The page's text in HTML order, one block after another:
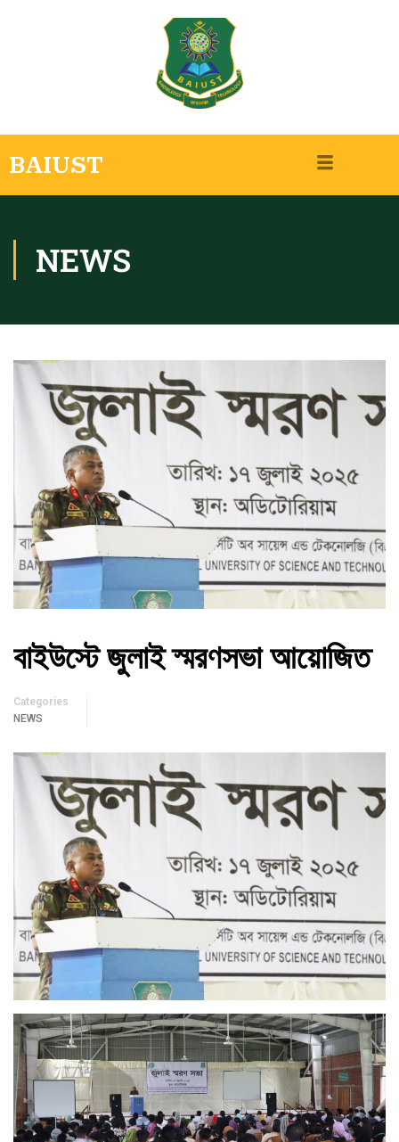
BAIUST
NEWS
বাইউস্টে জুলাই স্মরণসভা আয়োজিত
Categories
NEWS